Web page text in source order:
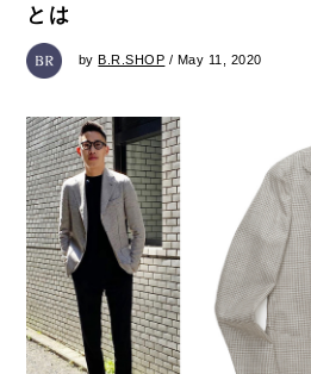
とは
byB.R.SHOP / May 11, 2020